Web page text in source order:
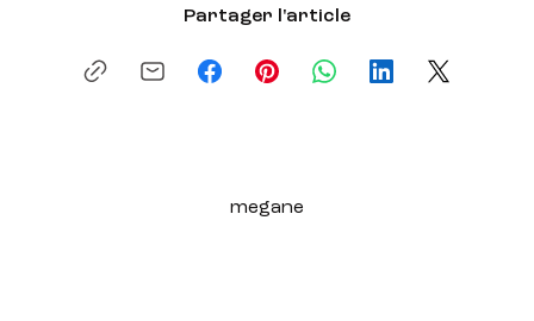
Partager l'article
megane